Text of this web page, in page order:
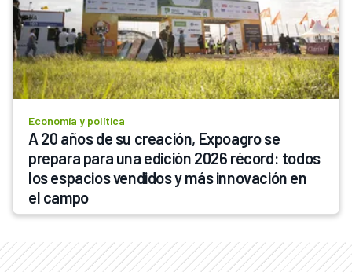
Economía y política
A 20 años de su creación, Expoagro se
prepara para una edición 2026 récord: todos
los espacios vendidos y más innovación en
el campo